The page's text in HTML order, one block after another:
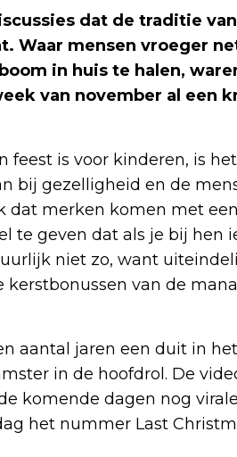
dat de traditie
Waar mensen vroeger
in huis te halen,
van november al een
feest is voor kinderen, is
bij gezelligheid en de
dat merken komen met
te geven dat als je bij hen
niet zo, want
van de
aantal jaren een duit in
in de hoofdrol. De
komende dagen nog
het nummer Last